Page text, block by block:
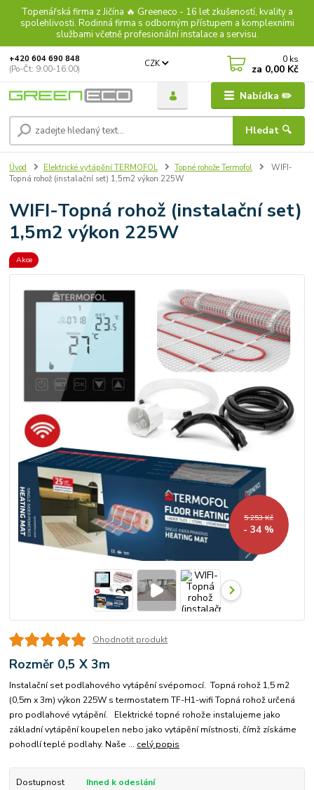
Topenářská firma z Jičína 🔥 Greeneco - 16 let zkušeností, kvality a
spolehlivosti. Rodinná firma s odborným přístupem a komplexními
službami včetně profesionální instalace a servisu.
Nabídka ✏️
CZK
Hledat 🔍
+420 604 690 848
(Po-Čt: 9:00-16:00)
0 ks
za 0,00 Kč
Úvod Elektrické vytápění TERMOFOL Topné rohože Termofol
WIFI-
Topná rohož (instalační set) 1,5m2 výkon 225W
WIFI-Topná rohož (instalační set)
1,5m2 výkon 225W
Akce
5 253 Kč
- 34 %
Ohodnotit produkt
Rozměr 0,5 X 3m
Instalační set podlahového vytápění svépomocí. Topná rohož 1,5 m2
(0,5m x 3m) výkon 225W s termostatem TF-H1-wifi Topná rohož určená
pro podlahové vytápění. Elektrické topné rohože instalujeme jako
základní vytápění koupelen nebo jako vytápění místnosti, čímž získáme
pohodlí teplé podlahy. Naše ... celý popis
Dostupnost
Ihned k odeslání